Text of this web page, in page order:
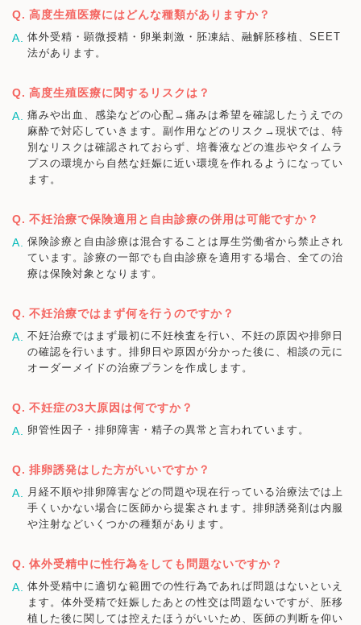
高度生殖医療にはどんな種類がありますか？
体外受精・顕微授精・卵巣刺激・胚凍結、融解胚移植、SEET
法があります。
高度生殖医療に関するリスクは？
痛みや出血、感染などの心配→痛みは希望を確認したうえでの
麻酔で対応していきます。副作用などのリスク→現状では、特
別なリスクは確認されておらず、培養液などの進歩やタイムラ
プスの環境から自然な妊娠に近い環境を作れるようになってい
ます。
不妊治療で保険適用と自由診療の併用は可能ですか？
保険診療と自由診療は混合することは厚生労働省から禁止され
ています。診療の一部でも自由診療を適用する場合、全ての治
療は保険対象となります。
不妊治療ではまず何を行うのですか？
不妊治療ではまず最初に不妊検査を行い、不妊の原因や排卵日
の確認を行います。排卵日や原因が分かった後に、相談の元に
オーダーメイドの治療プランを作成します。
不妊症の3大原因は何ですか？
卵管性因子・排卵障害・精子の異常と言われています。
排卵誘発はした方がいいですか？
月経不順や排卵障害などの問題や現在行っている治療法では上
手くいかない場合に医師から提案されます。排卵誘発剤は内服
や注射などいくつかの種類があります。
体外受精中に性行為をしても問題ないですか？
体外受精中に適切な範囲での性行為であれば問題はないといえ
ます。体外受精で妊娠したあとの性交は問題ないですが、胚移
植した後に関しては控えたほうがいいため、医師の判断を仰い